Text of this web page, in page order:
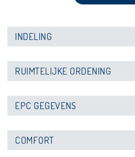
INDELING
RUIMTELIJKE ORDENING
EPC GEGEVENS
COMFORT